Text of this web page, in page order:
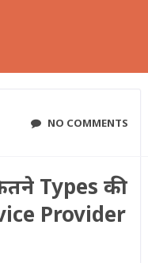
NO COMMENTS
Types की
Provider